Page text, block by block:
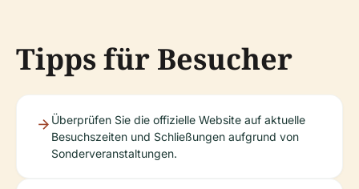
Tipps für Besucher
Überprüfen Sie die offizielle Website auf aktuelle
Besuchszeiten und Schließungen aufgrund von
Sonderveranstaltungen.